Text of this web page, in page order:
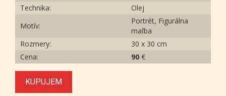
Technika:
Olej
Motív:
Portrét, Figurálna
maľba
Rozmery:
30 x 30 cm
Cena:
90 €
KUPUJEM